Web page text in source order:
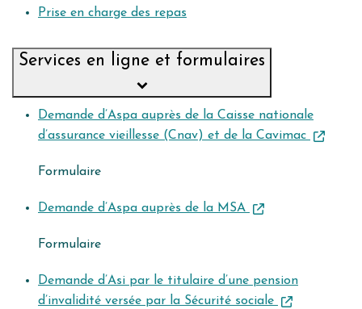
Prise en charge des repas
Services en ligne et formulaires
Demande d’Aspa auprès de la Caisse nationale
d’assurance vieillesse (Cnav) et de la Cavimac
Formulaire
Demande d’Aspa auprès de la MSA
Formulaire
Demande d’Asi par le titulaire d’une pension
d’invalidité versée par la Sécurité sociale